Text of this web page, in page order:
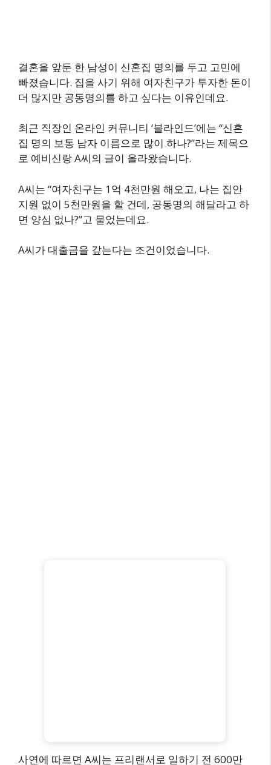
결혼을 앞둔 한 남성이 신혼집 명의를 두고 고민에
빠졌습니다. 집을 사기 위해 여자친구가 투자한 돈이
더 많지만 공동명의를 하고 싶다는 이유인데요.
최근 직장인 온라인 커뮤니티 ‘블라인드’에는 “신혼
집 명의 보통 남자 이름으로 많이 하나?”라는 제목으
로 예비신랑 A씨의 글이 올라왔습니다.
A씨는 “여자친구는 1억 4천만원 해오고, 나는 집안
지원 없이 5천만원을 할 건데, 공동명의 해달라고 하
면 양심 없나?”고 물었는데요.
A씨가 대출금을 갚는다는 조건이었습니다.
사연에 따르면 A씨는 프리랜서로 일하기 전 600만